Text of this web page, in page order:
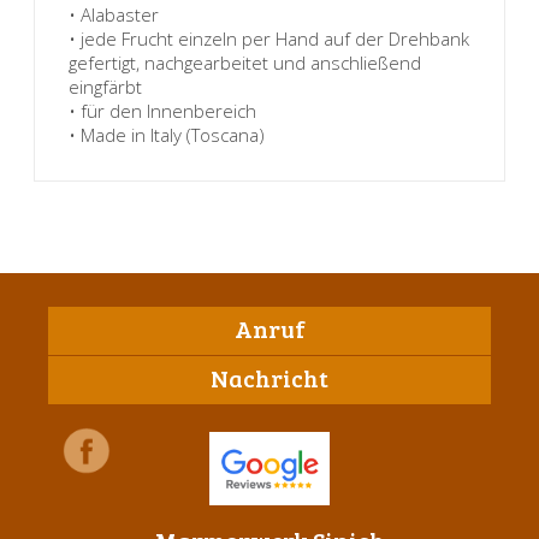
• Alabaster
• jede Frucht einzeln per Hand auf der Drehbank
gefertigt, nachgearbeitet und anschließend
eingfärbt
• für den Innenbereich
• Made in Italy (Toscana)
Anruf
Nachricht